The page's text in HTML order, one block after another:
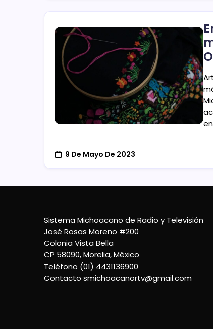
9 De Mayo De 2023
Sistema Michoacano de Radio y Televisión
José Rosas Moreno #200
Colonia Vista Bella
CP 58090, Morelia, México
Teléfono (01) 4431136900
Contacto smichoacanortv@gmail.com